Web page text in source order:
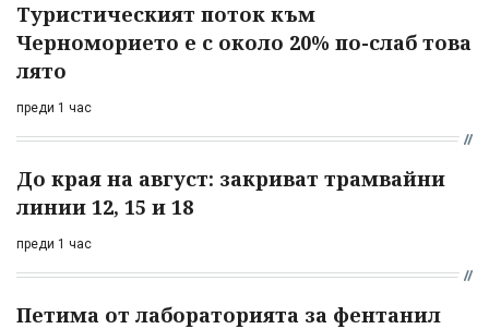
Туристическият поток към
Черноморието е с около 20% по-слаб това
лято
преди 1 час
До края на август: закриват трамвайни
линии 12, 15 и 18
преди 1 час
Петима от лабораторията за фентанил